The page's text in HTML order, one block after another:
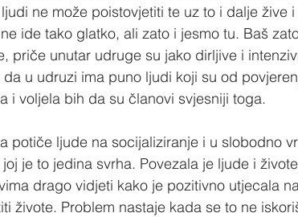
ne može poistovjetiti te uz to i dalje žive
ide tako glatko, ali zato i jesmo tu. Baš
priče unutar udruge su jako dirljive i
da u udruzi ima puno ljudi koji su od
i voljela bih da su članovi svjesniji toga.
potiče ljude na socijaliziranje i u slobodno
je to jedina svrha. Povezala je ljude i
drago vidjeti kako je pozitivno utjecala
živote. Problem nastaje kada se to ne